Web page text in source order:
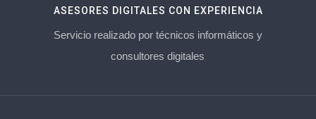
ASESORES DIGITALES CON EXPERIENCIA
Servicio realizado por técnicos informáticos y
consultores digitales